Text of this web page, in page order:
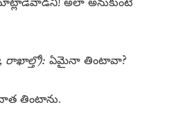
రాఖాల్తో): ఏమైనా తింటావా?
తింటాను.